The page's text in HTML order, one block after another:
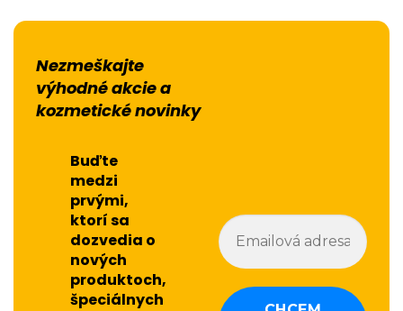
Nezmeškajte
výhodné akcie a
kozmetické novinky
Buďte
medzi
prvými,
ktorí sa
dozvedia o
nových
produktoch,
špeciálnych